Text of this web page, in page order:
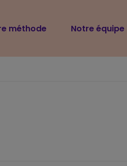
méthode Notre équipe